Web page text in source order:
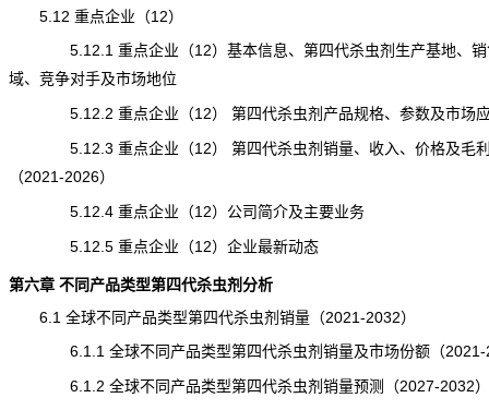
5.12 重点企业（12）
5.12.1 重点企业（12）基本信息、第四代杀虫剂生产基地、销
域、竞争对手及市场地位
5.12.2 重点企业（12） 第四代杀虫剂产品规格、参数及市场
5.12.3 重点企业（12） 第四代杀虫剂销量、收入、价格及毛
（2021-2026）
5.12.4 重点企业（12）公司简介及主要业务
5.12.5 重点企业（12）企业最新动态
第六章 不同产品类型第四代杀虫剂分析
6.1 全球不同产品类型第四代杀虫剂销量（2021-2032）
6.1.1 全球不同产品类型第四代杀虫剂销量及市场份额（2021-
6.1.2 全球不同产品类型第四代杀虫剂销量预测（2027-2032）